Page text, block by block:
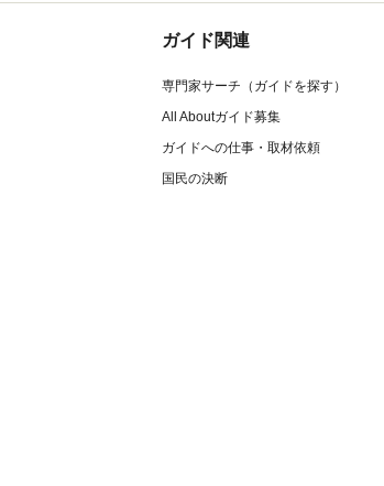
ガイド関連
専門家サーチ（ガイドを探す）
All Aboutガイド募集
ガイドへの仕事・取材依頼
国民の決断